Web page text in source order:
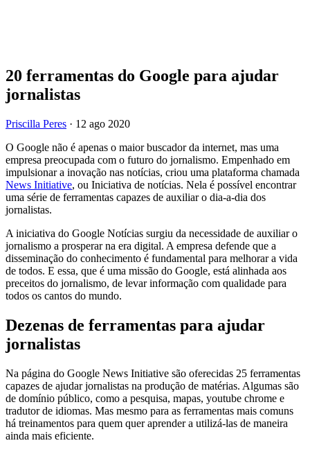
20 ferramentas do Google para ajudar
jornalistas
Priscilla Peres · 12 ago 2020
O Google não é apenas o maior buscador da internet, mas uma
empresa preocupada com o futuro do jornalismo. Empenhado em
impulsionar a inovação nas notícias, criou uma plataforma chamada
News Initiative, ou Iniciativa de notícias. Nela é possível encontrar
uma série de ferramentas capazes de auxiliar o dia-a-dia dos
jornalistas.
A iniciativa do Google Notícias surgiu da necessidade de auxiliar o
jornalismo a prosperar na era digital. A empresa defende que a
disseminação do conhecimento é fundamental para melhorar a vida
de todos. E essa, que é uma missão do Google, está alinhada aos
preceitos do jornalismo, de levar informação com qualidade para
todos os cantos do mundo.
Dezenas de ferramentas para ajudar
jornalistas
Na página do Google News Initiative são oferecidas 25 ferramentas
capazes de ajudar jornalistas na produção de matérias. Algumas são
de domínio público, como a pesquisa, mapas, youtube chrome e
tradutor de idiomas. Mas mesmo para as ferramentas mais comuns
há treinamentos para quem quer aprender a utilizá-las de maneira
ainda mais eficiente.